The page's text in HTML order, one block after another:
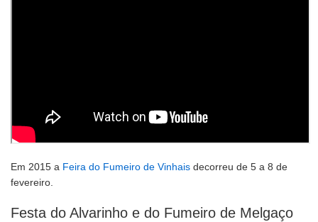
Em 2015 a Feira do Fumeiro de Vinhais decorreu de 5 a 8 de
fevereiro.
Festa do Alvarinho e do Fumeiro de Melgaço